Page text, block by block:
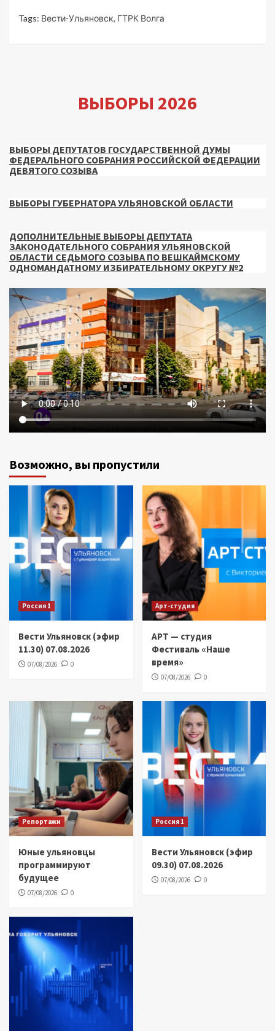
Tags: Вести-Ульяновск, ГТРК Волга
ВЫБОРЫ 2026
ВЫБОРЫ ДЕПУТАТОВ ГОСУДАРСТВЕННОЙ ДУМЫ
ФЕДЕРАЛЬНОГО СОБРАНИЯ РОССИЙСКОЙ ФЕДЕРАЦИИ
ДЕВЯТОГО СОЗЫВА
ВЫБОРЫ ГУБЕРНАТОРА УЛЬЯНОВСКОЙ ОБЛАСТИ
ДОПОЛНИТЕЛЬНЫЕ ВЫБОРЫ ДЕПУТАТА
ЗАКОНОДАТЕЛЬНОГО СОБРАНИЯ УЛЬЯНОВСКОЙ
ОБЛАСТИ СЕДЬМОГО СОЗЫВА ПО ВЕШКАЙМСКОМУ
ОДНОМАНДАТНОМУ ИЗБИРАТЕЛЬНОМУ ОКРУГУ №2
Возможно, вы пропустили
Россия 1
Вести Ульяновск (эфир
11.30) 07.08.2026
07/08/2026 0
Арт-студия
АРТ — студия
Фестиваль «Наше
время»
07/08/2026 0
Репортажи
Юные ульяновцы
программируют
будущее
07/08/2026 0
Россия 1
Вести Ульяновск (эфир
09.30) 07.08.2026
07/08/2026 0